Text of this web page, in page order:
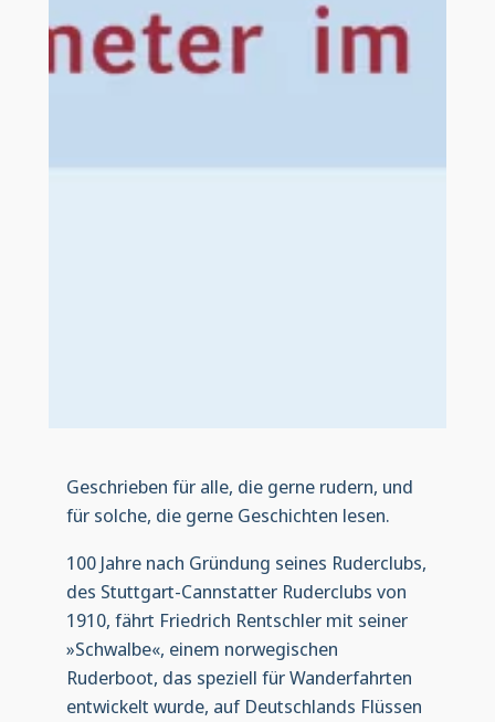
Geschrieben für alle, die gerne rudern, und
für solche, die gerne Geschichten lesen.
100 Jahre nach Gründung seines Ruderclubs,
des Stuttgart-Cannstatter Ruderclubs von
1910, fährt Friedrich Rentschler mit seiner
»Schwalbe«, einem norwegischen
Ruderboot, das speziell für Wanderfahrten
entwickelt wurde, auf Deutschlands Flüssen